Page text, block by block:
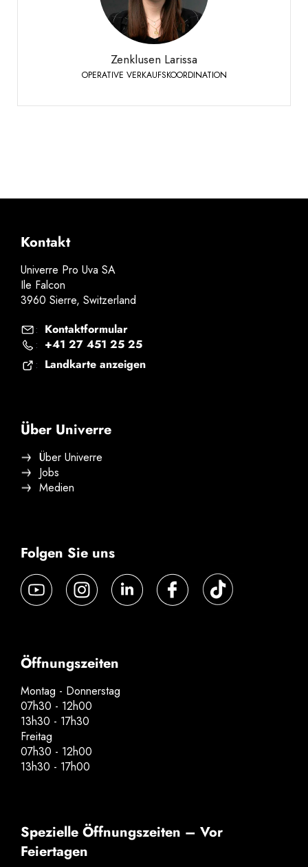
Zenklusen Larissa
OPERATIVE VERKAUFSKOORDINATION
Telefon:
+41 27 451 25 49
Kontakt
Univerre Pro Uva SA
Ile Falcon
3960 Sierre, Switzerland
: Kontaktformular
: +41 27 451 25 25
: Landkarte anzeigen
Über Univerre
Über Univerre
Jobs
Medien
Folgen Sie uns
Öffnungszeiten
Montag - Donnerstag
07h30 - 12h00
13h30 - 17h30
Freitag
07h30 - 12h00
13h30 - 17h00
Spezielle Öffnungszeiten – Vor
Feiertagen